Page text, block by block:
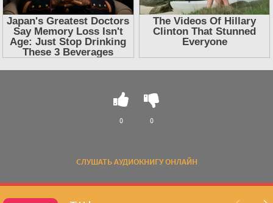
СЛУШАТЬ АУДИОКНИГУ ОНЛАЙН
0 0